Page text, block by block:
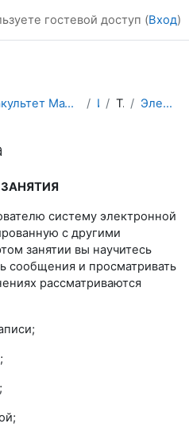
гостевой доступ (Вход)
Факультет Математики и компьютерных наук ИКТ Тема 1 Электронная почта
систему электронной
с другими
занятии вы научитесь
сообщения и просматривать
рассматриваются